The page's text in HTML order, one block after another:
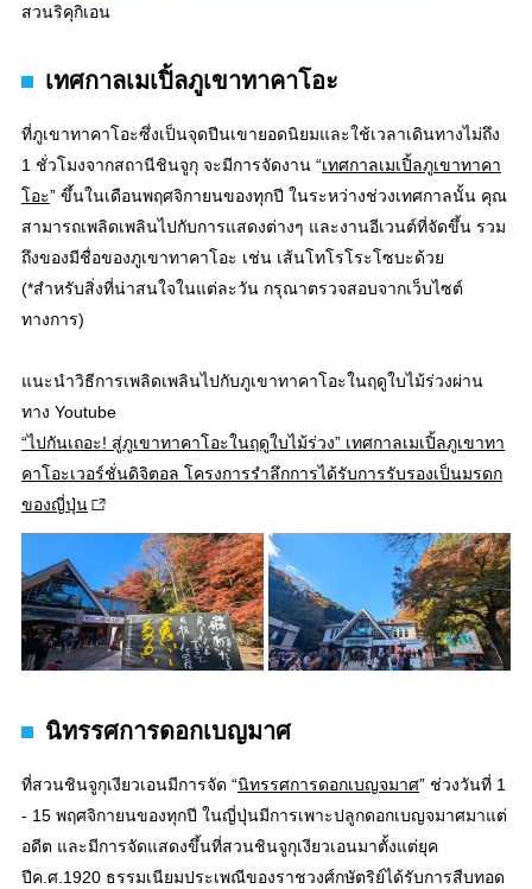
สวนริคุกิเอน
เทศกาลเมเปิ้ลภูเขาทาคาโอะ
ที่ภูเขาทาคาโอะซึ่งเป็นจุดปีนเขายอดนิยมและใช้เวลาเดินทางไม่ถึง
1 ชั่วโมงจากสถานีชินจูกุ จะมีการจัดงาน “เทศกาลเมเปิ้ลภูเขาทาคา
โอะ” ขึ้นในเดือนพฤศจิกายนของทุกปี ในระหว่างช่วงเทศกาลนั้น คุณ
สามารถเพลิดเพลินไปกับการแสดงต่างๆ และงานอีเวนต์ที่จัดขึ้น รวม
ถึงของมีชื่อของภูเขาทาคาโอะ เช่น เส้นโทโรโระโซบะด้วย
(*สำหรับสิ่งที่น่าสนใจในแต่ละวัน กรุณาตรวจสอบจากเว็บไซต์
ทางการ)
แนะนำวิธีการเพลิดเพลินไปกับภูเขาทาคาโอะในฤดูใบไม้ร่วงผ่าน
ทาง Youtube
“ไปกันเถอะ! สู่ภูเขาทาคาโอะในฤดูใบไม้ร่วง” เทศกาลเมเปิ้ลภูเขาทา
คาโอะเวอร์ชั่นดิจิตอล โครงการรำลึกการได้รับการรับรองเป็นมรดก
ของญี่ปุ่น
นิทรรศการดอกเบญมาศ
ที่สวนชินจูกุเงียวเอนมีการจัด “นิทรรศการดอกเบญจมาศ” ช่วงวันที่ 1
- 15 พฤศจิกายนของทุกปี ในญี่ปุ่นมีการเพาะปลูกดอกเบญจมาศมาแต่
อดีต และมีการจัดแสดงขึ้นที่สวนชินจูกุเงียวเอนมาตั้งแต่ยุค
ปีค.ศ.1920 ธรรมเนียมประเพณีของราชวงศ์กษัตริย์ได้รับการสืบทอด